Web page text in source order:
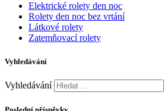
Elektrické rolety den noc
Rolety den noc bez vrtání
Látkové rolety
Zatemňovací rolety
Vyhledávání
Vyhledávání